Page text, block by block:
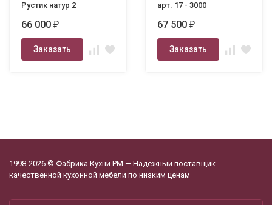
Рустик натур 2
66 000 ₽
Заказать
арт. 17 - 3000
67 500 ₽
Заказать
1998-2026 © Фабрика Кухни РМ — Надежный поставщик
качественной кухонной мебели по низким ценам